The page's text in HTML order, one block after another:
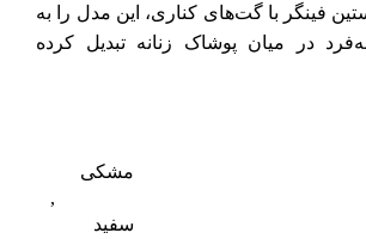
فینگر با گت‌های کناری، این مدل را به
در میان پوشاک زنانه تبدیل کرده
مشکی
,
سفید